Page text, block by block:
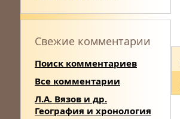
Свежие комментарии
Поиск комментариев
Все комментарии
Л.А. Вязов и др.
География и хронология